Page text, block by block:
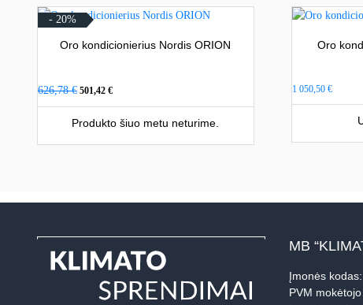
- 20%
Oro kondicionierius Nordis ORION
626,78€ Original
626,78 €.
501,42 €Current
501,42 €.
Produkto šiuo metu neturime.
Oro
1 050,50€
MB
Įmonės
PVM